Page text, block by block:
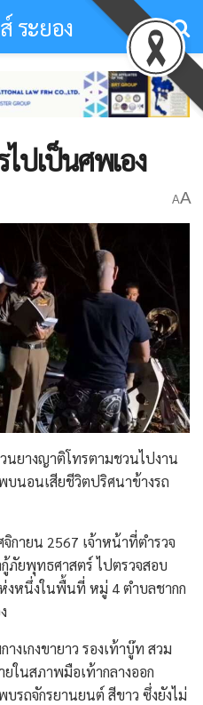
ระยอง
ปเป็นศพเอง
AA
ยางญาติโทรตามชวนไปงาน
บนอนเสียชีวิตปริศนาข้างรถ
กายน 2567 เจ้าหน้าที่ตำรวจ
ภัยพุทธศาสตร์ ไปตรวจสอบ
งหนึ่งในพื้นที่ หมู่ 4 ตำบลชากก
งเกงขายาว รองเท้าบู๊ท สวม
ในสภาพมือเท้ากลางออก
รถจักรยานยนต์ สีขาว ซึ่งยังไม่